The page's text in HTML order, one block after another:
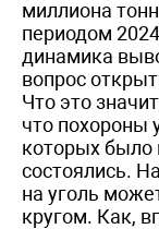
миллиона
периодом
динамика
вопрос
Что это
что похороны
которых было
состоялись.
на уголь
кругом. Как,